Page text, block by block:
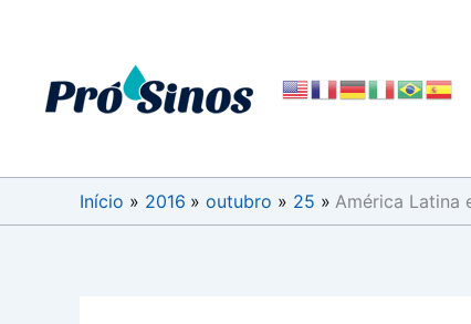
conteúdo
Início 2016 outubro 25 América Latina